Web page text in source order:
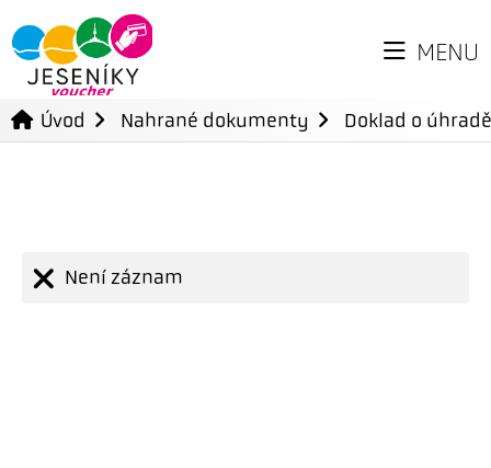
MENU
Úvod Nahrané dokumenty Doklad o
Není záznam